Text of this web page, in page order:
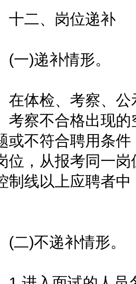
二、岗位递补
)递补情形。
检、考察、公
考察不合格出现
或不符合聘用条
位，从报考同一
制线以上应聘者
)不递补情形。